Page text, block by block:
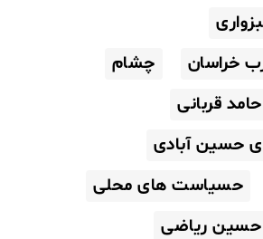
خراسان
چشام
حامد قربانی
حسین آبادی
حسیاست های محلی
حسین ریاضی